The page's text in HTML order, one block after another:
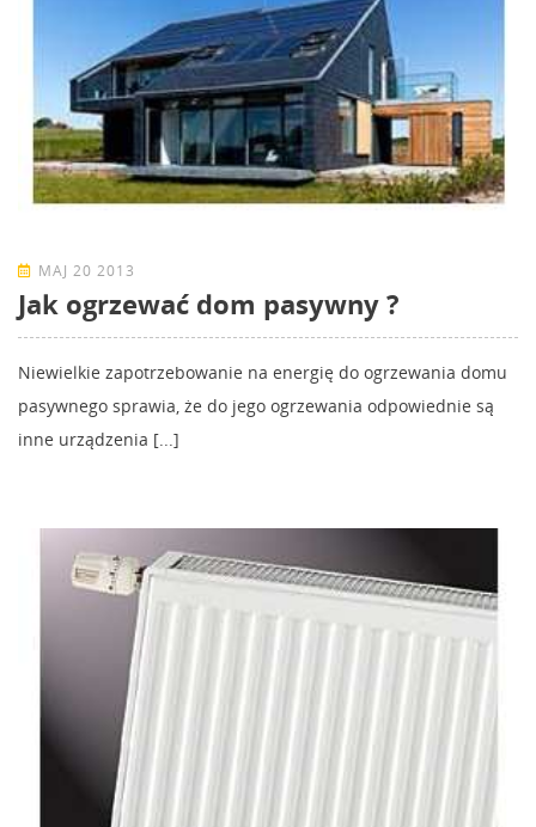
MAJ 20 2013
Jak ogrzewać dom pasywny ?
Niewielkie zapotrzebowanie na energię do ogrzewania domu
pasywnego sprawia, że do jego ogrzewania odpowiednie są
inne urządzenia [...]